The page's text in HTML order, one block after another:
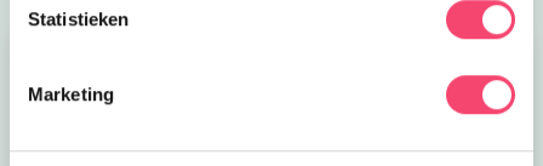
Statistieken
Marketing